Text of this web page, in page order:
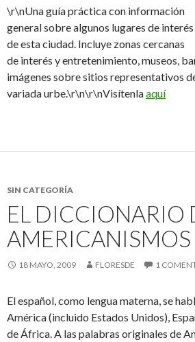
\r\nUna guía práctica con información
general sobre algunos lugares de interés
de esta ciudad. Incluye zonas cercanas
de interés y entretenimiento, museos,
imágenes sobre sitios representativos
variada urbe.\r\n\r\nVisítenlaaquí
SIN CATEGORÍA
EL DICCIONARIO
AMERICANISMOS
18 MAYO, 2009 FLORESDE 1
El español, como lengua materna, se
América (incluido Estados Unidos),
de África. A las palabras originales de